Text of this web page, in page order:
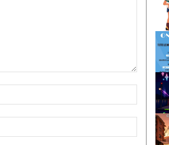
Nome:*
Email:*